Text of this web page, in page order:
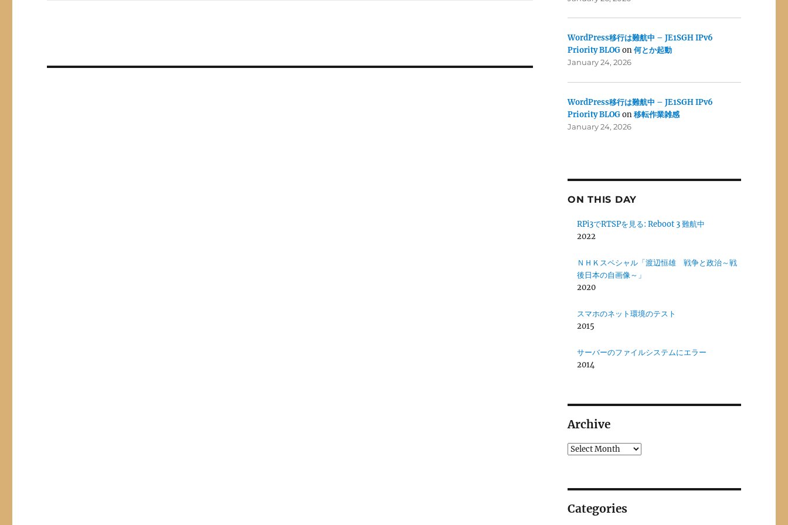
WordPress移行は難航中 – JE1SGH IPv6
Priority BLOGon何とか起動
January 24, 2026
WordPress移行は難航中 – JE1SGH IPv6
Priority BLOGon移転作業雑感
January 24, 2026
ON THIS DAY
RPi3でRTSPを見る: Reboot 3 難航中
2022
ＮＨＫスペシャル「渡辺恒雄 戦争と政治～戦
後日本の自画像～」
2020
スマホのネット環境のテスト
2015
サーバーのファイルシステムにエラー
2014
Archive
Archives
Categories